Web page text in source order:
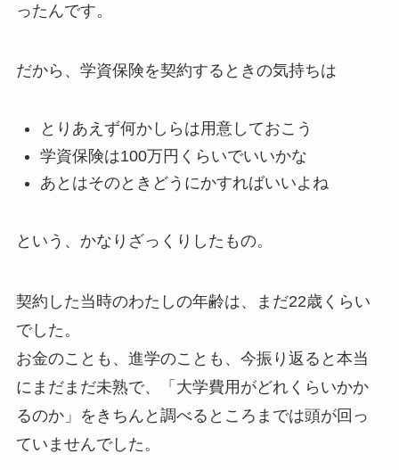
ったんです。
だから、学資保険を契約するときの気持ちは
とりあえず何かしらは用意しておこう
学資保険は100万円くらいでいいかな
あとはそのときどうにかすればいいよね
という、かなりざっくりしたもの。
契約した当時のわたしの年齢は、まだ22歳くらい
でした。
お金のことも、進学のことも、今振り返ると本当
にまだまだ未熟で、「大学費用がどれくらいかか
るのか」をきちんと調べるところまでは頭が回っ
ていませんでした。